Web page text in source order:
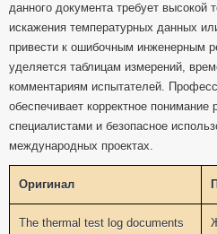
данного документа требует высокой
искажения температурных данных
привести к ошибочным инженерным
уделяется таблицам измерений,
комментариям испытателей.
обеспечивает корректное понимание
специалистами и безопасное
международных проектах.
Оригинал
The thermal test log documents